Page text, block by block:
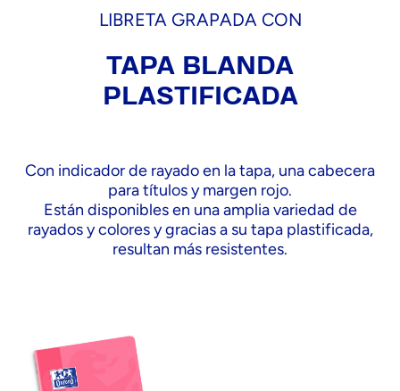
LIBRETA GRAPADA CON
TAPA BLANDA
PLASTIFICADA
Con indicador de rayado en la tapa, una cabecera
para títulos y margen rojo.
Están disponibles en una amplia variedad de
rayados y colores y gracias a su tapa plastificada,
resultan más resistentes.